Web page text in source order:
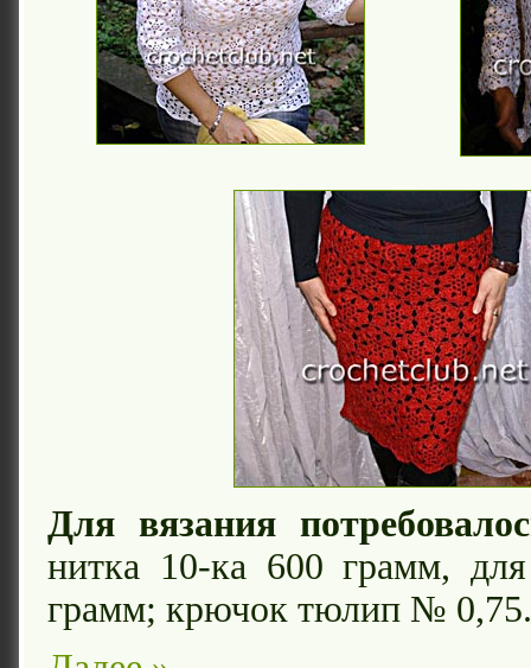
Для вязания
нитка 10-ка 600 грамм,
грамм; крючок тюлип № 0,75.